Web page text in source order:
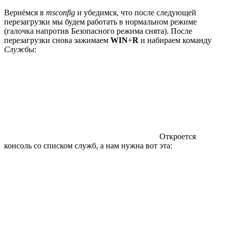
Вернёмся в msconfig и убедимся, что после следующей
перезагрузки мы будем работать в нормальном режиме
(галочка напротив Безопасного режима снята). После
перезагрузки снова зажимаем WIN+R и набираем команду
Службы:
Откроется
консоль со списком служб, а нам нужна вот эта: